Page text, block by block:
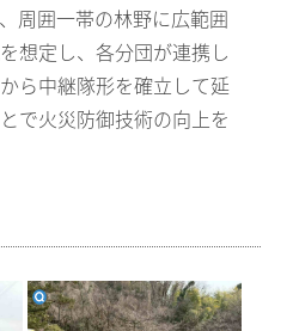
周囲一帯の林野に広範囲
想定し、各分団が連携し
ら中継隊形を確立して延
で火災防御技術の向上を